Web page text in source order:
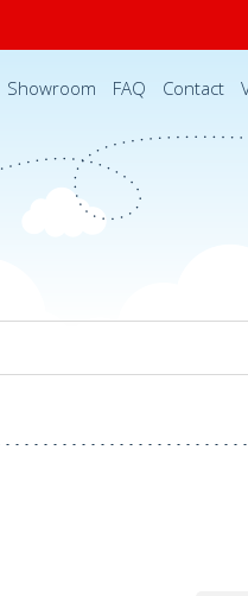
Showroom FAQ Contact